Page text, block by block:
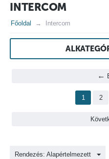
INTERCOM
Főoldal Intercom
1 2
Rendezés: Alapértelmezett